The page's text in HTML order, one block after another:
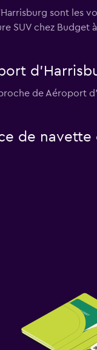
sont les
SUV chez
de Aéroport
de